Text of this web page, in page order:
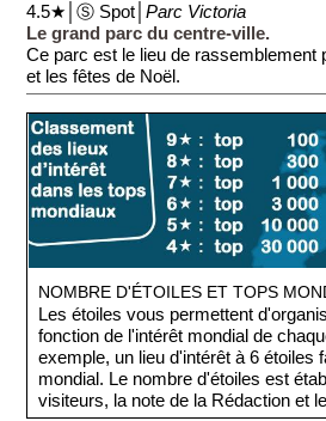
4.5★│Ⓢ Spot│Parc Victoria
Le grand parc du centre-ville.
Ce parc est le lieu de rassemblement
et les fêtes de Noël.
NOMBRE D'ÉTOILES ET TOPS
Les étoiles vous permettent
fonction de l'intérêt mondial de
exemple, un lieu d'intérêt à 6 étoiles
mondial. Le nombre d'étoiles est
visiteurs, la note de la Rédaction et